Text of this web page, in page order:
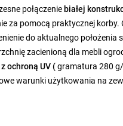
połączenie białej
za pomocą praktycznej korby.
do aktualnego położenia
zacienioną dla mebli
ochroną UV (gramatura 280
warunki użytkowania na